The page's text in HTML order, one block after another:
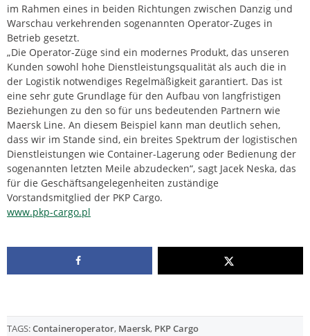
im Rahmen eines in beiden Richtungen zwischen Danzig und
Warschau verkehrenden sogenannten Operator-Zuges in
Betrieb gesetzt.
„Die Operator-Züge sind ein modernes Produkt, das unseren
Kunden sowohl hohe Dienstleistungsqualität als auch die in
der Logistik notwendiges Regelmäßigkeit garantiert. Das ist
eine sehr gute Grundlage für den Aufbau von langfristigen
Beziehungen zu den so für uns bedeutenden Partnern wie
Maersk Line. An diesem Beispiel kann man deutlich sehen,
dass wir im Stande sind, ein breites Spektrum der logistischen
Dienstleistungen wie Container-Lagerung oder Bedienung der
sogenannten letzten Meile abzudecken“, sagt Jacek Neska, das
für die Geschäftsangelegenheiten zuständige
Vorstandsmitglied der PKP Cargo.
www.pkp-cargo.pl
TAGS:Containeroperator, Maersk, PKP Cargo